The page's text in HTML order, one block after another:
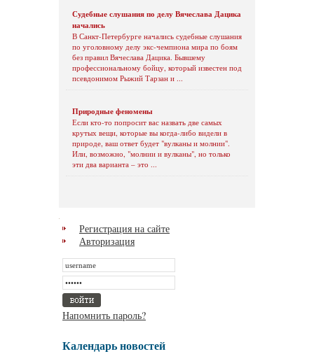
Судебные слушания по делу Вячеслава Дацика
начались
В Санкт-Петербурге начались судебные слушания
по уголовному делу экс-чемпиона мира по боям
без правил Вячеслава Дацика. Бывшему
профессиональному бойцу, который известен под
псевдонимом Рыжий Тарзан и ...
Природные феномены
Если кто-то попросит вас назвать две самых
крутых вещи, которые вы когда-либо видели в
природе, ваш ответ будет "вулканы и молнии".
Или, возможно, "молнии и вулканы", но только
эти два варианта – это ...
Регистрация на сайте
Авторизация
Напомнить пароль?
Календарь новостей